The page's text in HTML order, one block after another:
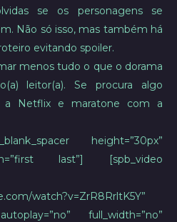
se os personagens se
Não só isso, mas também há
evitando spoiler.
menos tudo o que o dorama
leitor(a). Se procura algo
a Netflix e maratone com a
height=”30px”
last”] [spb_video
watch?v=ZrR8RrltK5Y”
full_width=”no”